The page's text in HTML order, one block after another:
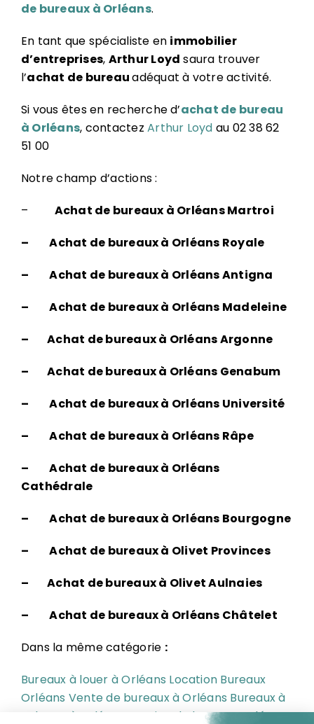
de bureaux à Orléans.
En tant que spécialiste en immobilier
d’entreprises, Arthur Loyd saura trouver
l’achat de bureauadéquat à votre activité.
Si vous êtes en recherche d’achat de bureau
à Orléans, contactezArthur Loyd au 02 38 62
51 00
Notre champ d’actions :
–
Achat de bureaux à Orléans Martroi
– Achat de bureaux à Orléans Royale
– Achat de bureaux à Orléans Antigna
– Achat de bureaux à Orléans Madeleine
– Achat de bureaux à Orléans Argonne
– Achat de bureaux à Orléans Genabum
– Achat de bureaux à Orléans Université
– Achat de bureaux à Orléans Râpe
– Achat de bureaux à Orléans
Cathédrale
– Achat de bureaux à Orléans Bourgogne
– Achat de bureaux à Olivet Provinces
– Achat de bureaux à Olivet Aulnaies
– Achat de bureaux à Orléans Châtelet
Dans la même catégorie :
Bureaux à louer à Orléans Location Bureaux
Orléans Vente de bureaux à Orléans Bureaux à
acheter à Orléans
Cession de bureaux Orléans